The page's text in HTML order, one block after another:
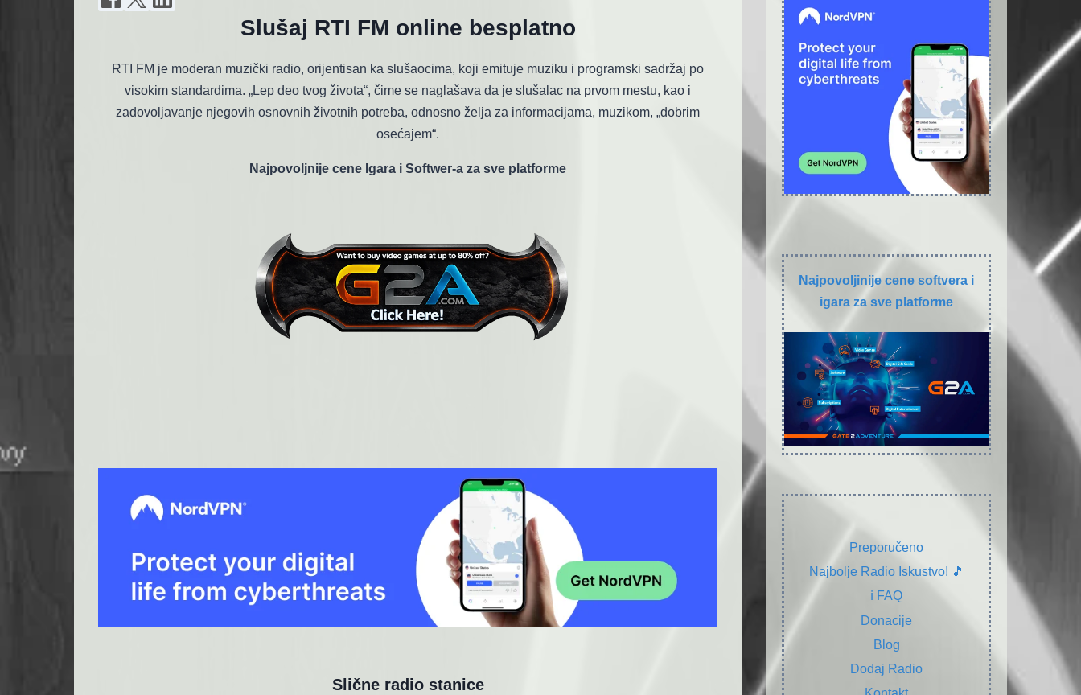
Slušaj RTI FM online besplatno
RTI FM je moderan muzički radio, orijentisan ka slušaocima, koji emituje muziku i programski sadržaj po
visokim standardima. „Lep deo tvog života“, čime se naglašava da je slušalac na prvom mestu, kao i
zadovoljavanje njegovih osnovnih životnih potreba, odnosno želja za informacijama, muzikom, „dobrim
osećajem“.
Najpovoljnije cene Igara i Softwer-a za sve platforme
Slične radio stanice
Najpovoljinije cene softvera i
igara za sve platforme
Preporučeno
Najbolje Radio Iskustvo! 🎵
ℹ️ FAQ
Donacije
Blog
Dodaj Radio